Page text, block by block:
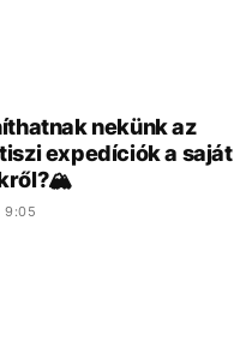
nekünk az
expedíciók a saját
9:05